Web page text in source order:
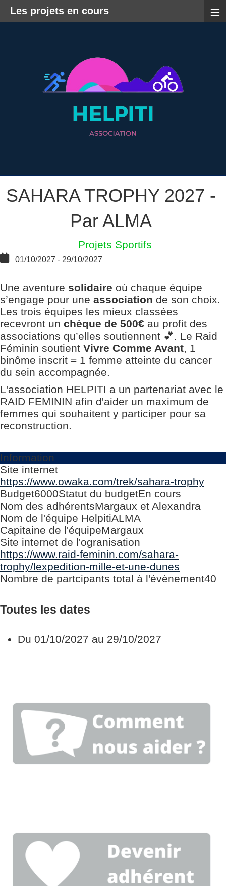
SAHARA TROPHY 2027 -
Par ALMA
Projets Sportifs
01/10/2027 - 29/10/2027
Une aventure solidaire où chaque équipe
s’engage pour une association de son choix.
Les trois équipes les mieux classées
recevront un chèque de 500€ au profit des
associations qu’elles soutiennent 💕. Le Raid
Féminin soutient Vivre Comme Avant, 1
binôme inscrit = 1 femme atteinte du cancer
du sein accompagnée.
L'association HELPITI a un partenariat avec le
RAID FEMININ afin d'aider un maximum de
femmes qui souhaitent y participer pour sa
reconstruction.
Information
Site internet
https://www.owaka.com/trek/sahara-trophy
Budget6000Statut du budgetEn cours
Nom des adhérentsMargaux et Alexandra
Nom de l'équipe HelpitiALMA
Capitaine de l'équipeMargaux
Site internet de l'ogranisation
https://www.raid-feminin.com/sahara-
trophy/lexpedition-mille-et-une-dunes
Nombre de partcipants total à l'évènement40
Toutes les dates
Du 01/10/2027 au 29/10/2027
Les projets en cours ≡